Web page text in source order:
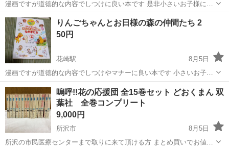
漫画ですが道徳的な内容でしつけに良い本です 是非小さいお子様に読
んで頂きたい一冊 漫画 迷路 クイズ等あり楽しい一冊です
埼玉 加須市 りんごちゃん
りんごちゃんとお日様の森の仲間たち 2
50円
花崎駅
8月5日
漫画ですが道徳的な内容でしつけやマナーに良い本です 小さいお子様
に是非読んで頂きたい一冊 マナーチェックや占いや楽しい一冊です
埼玉 加須市 花崎駅 絵本
嗚呼!!花の応援団 全15巻セット どおくまん 双
葉社 全巻コンプリート
9,000円
所沢市
8月5日
所沢の市民医療センターまで取りに来て頂ける方 まとめ買いでお値引